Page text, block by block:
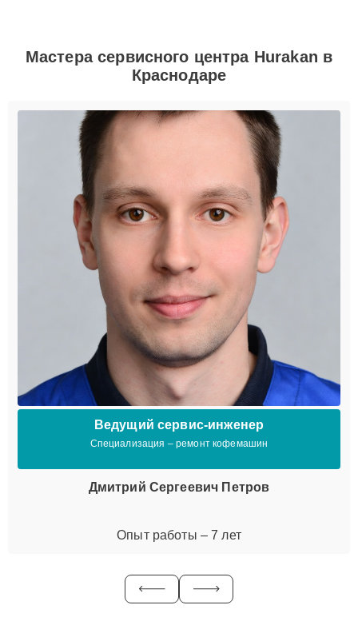
Мастера сервисного центра Hurakan в
Краснодаре
Ведущий сервис-инженер
Специализация – ремонт кофемашин
Дмитрий Сергеевич Петров
Опыт работы – 7 лет